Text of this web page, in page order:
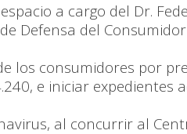
a cargo del Dr.
Defensa del
los consumidores por
e iniciar expedientes
al concurrir al